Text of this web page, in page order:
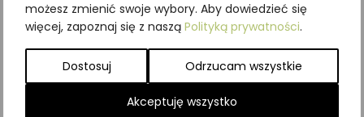
możesz zmienić swoje wybory. Aby dowiedzieć się
więcej, zapoznaj się z naszą Polityką prywatności.
Dostosuj Odrzucam wszystkie
Akceptuję wszystko
Puzzle drewniane
RODZINA DZIKÓW
Puzzle drewniane
RODZINA JELENI